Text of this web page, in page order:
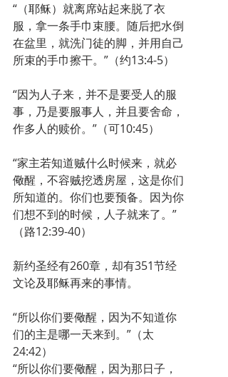
“（耶稣）就离席站起来脱了衣
服，拿一条手巾束腰。随后把水倒
在盆里，就洗门徒的脚，并用自己
所束的手巾擦干。”（约13:4-5）
“因为人子来，并不是要受人的服
事，乃是要服事人，并且要舍命，
作多人的赎价。”（可10:45）
“家主若知道贼什么时候来，就必
儆醒，不容贼挖透房屋，这是你们
所知道的。你们也要预备。因为你
们想不到的时候，人子就来了。”
（路12:39-40）
新约圣经有260章，却有351节经
文论及耶稣再来的事情。
“所以你们要儆醒，因为不知道你
们的主是哪一天来到。”（太
24:42）
“所以你们要儆醒，因为那日子，